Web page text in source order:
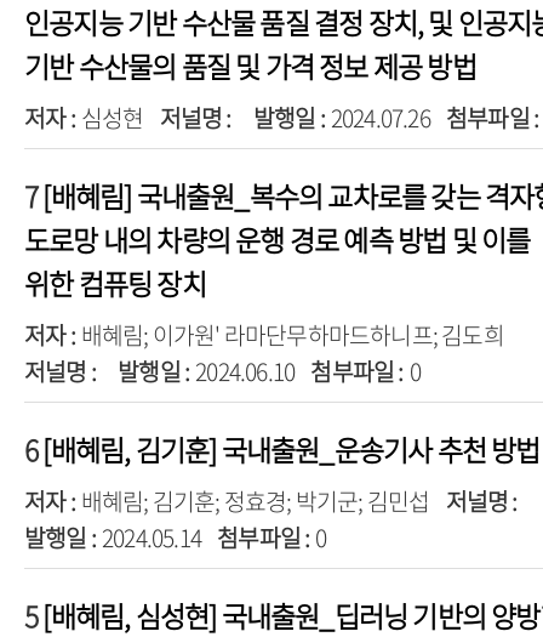
인공지능 기반 수산물 품질 결정 장치, 및 인공지
기반 수산물의 품질 및 가격 정보 제공 방법
저자 : 심성현 저널명 : 발행일 : 2024.07.26 첨부파일 :
7[배혜림] 국내출원_복수의 교차로를 갖는 격자
도로망 내의 차량의 운행 경로 예측 방법 및 이를
위한 컴퓨팅 장치
저자 : 배혜림; 이가원' 라마단무하마드하니프; 김도희
저널명 :
발행일 : 2024.06.10 첨부파일 : 0
6[배혜림, 김기훈] 국내출원_운송기사 추천 방법
저자 : 배혜림; 김기훈; 정효경; 박기군; 김민섭
저널명 :
발행일 : 2024.05.14 첨부파일 : 0
5[배혜림, 심성현] 국내출원_딥러닝 기반의 양